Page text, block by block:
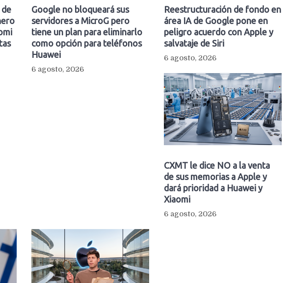
de
Google no bloqueará sus
servidores a MicroG pero
tiene un plan para eliminarlo
como opción para teléfonos
Huawei
6 agosto, 2026
Reestructuración de fondo en
área IA de Google pone en
peligro acuerdo con Apple y
salvataje de Siri
6 agosto, 2026
CXMT le dice NO a la venta
de sus memorias a Apple y
dará prioridad a Huawei y
Xiaomi
6 agosto, 2026